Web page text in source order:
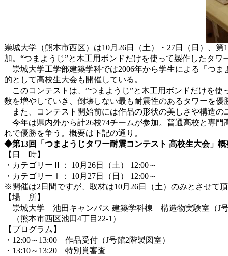
崇城大学（熊本市西区）は10月26日（土）・27日（日）、
加。“つまようじ”と木工用ボンドだけを使って製作したタ
崇城大学工学部建築学科では2006年から学生による「つ
的として高校生大会も開催している。
このコンテストは、”つまようじ”と木工用ボンドだけを使
数を増やしていき、倒壊しない最も耐震性のあるタワーを
また、コンテスト開始前には作品の形状の美しさや構造
今年は県内外から計26校74チームが参加。普通高校と専
れで優勝を争う。概要は下記の通り。
◆第13回「つまようじタワー耐震コンテスト 高校生大会」概
【日 時】
・カテゴリーⅡ： 10月26日（土） 12:00～
・カテゴリーⅠ： 10月27日（日） 12:00～
※開催は2日間ですが、取材は10月26日（土）のみとさせて
【場 所】
崇城大学 池田キャンパス 建築学科棟 構造物実験室（J
（熊本市西区池田4丁目22-1）
【プログラム】
・12:00～13:00 作品受付（J号館2階製図室）
・13:10～13:20 特別賞審査